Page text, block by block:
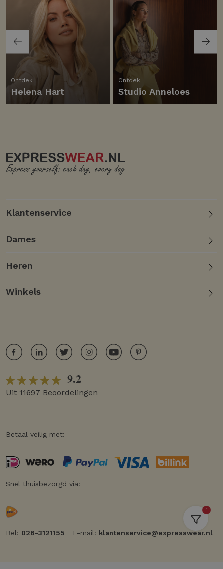
Ontdek
Helena Hart
Ontdek
Studio Anneloes
1
Klantenservice
Dames
Heren
Winkels
9.2
Uit 11697 Beoordelingen
Betaal veilig met:
Snel thuisbezorgd via:
Bel: 026-3121155 E-mail: klantenservice@expresswear.nl